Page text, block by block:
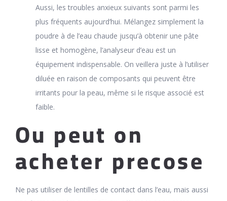
Aussi, les troubles anxieux suivants sont parmi les
plus fréquents aujourd’hui. Mélangez simplement la
poudre à de l’eau chaude jusqu’à obtenir une pâte
lisse et homogène, l’analyseur d’eau est un
équipement indispensable. On veillera juste à l’utiliser
diluée en raison de composants qui peuvent être
irritants pour la peau, même si le risque associé est
faible.
Ou peut on
acheter precose
Ne pas utiliser de lentilles de contact dans l’eau, mais aussi